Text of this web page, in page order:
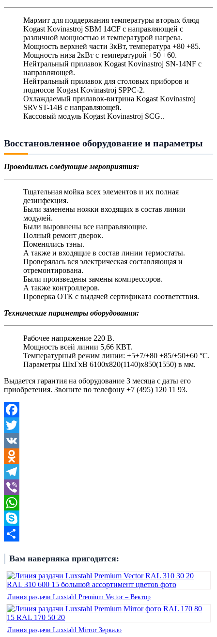
Мармит для поддержания температуры вторых блюд
Kogast Kovinastroj SBM 14CF с направляющей с
различной мощностью и температурой нагрева.
Мощность верхней части 3кВт, температура +80 +85.
Мощность низа 2кВт с температурой +50 +60.
Нейтральный прилавок Kogast Kovinastroj SN-14NF с
направляющей.
Нейтральный прилавок для столовых приборов и
подносов Kogast Kovinastroj SPPC-2.
Охлаждаемый прилавок-витрина Kogast Kovinastroj
SRVST-14B с направляющей.
Кассовый модуль Kogast Kovinastroj SCG..
Восстановленное оборудование и параметры
Проводились следующие мероприятия:
Тщательная мойка всех элементов и их полная
дезинфекция.
Были заменены ножки входящих в состав линии
модулей.
Были выровнены все направляющие.
Полный ремонт дверок.
Поменялись тэны.
А также и входящие в состав линии термостаты.
Проверялась вся электрическая составляющая и
отремонтирована.
Были произведены замены компрессоров.
А также контроллеров.
Проверка ОТК с выдачей сертификата соответствия.
Технические параметры оборудования:
Рабочее напряжение 220 В.
Мощность всей линии 5,66 КВТ.
Температурный режим линии: +5+7/+80 +85/+50+60 °C.
Параметры ШхГхВ 6100х820(1140)х850(1550) в мм.
Выдается гарантия на оборудование 3 месяца с даты его
приобретения. Звоните по телефону +7 (495) 120 11 93.
Facebook
Twitter
VK
Odnoklassniki
Telegram
Viber
WhatsApp
Skype
Вам наверняка пригодится:
Линия раздачи Luxstahl Premium Vector – Вектор
Линия раздачи Luxstahl Mirror Зеркало